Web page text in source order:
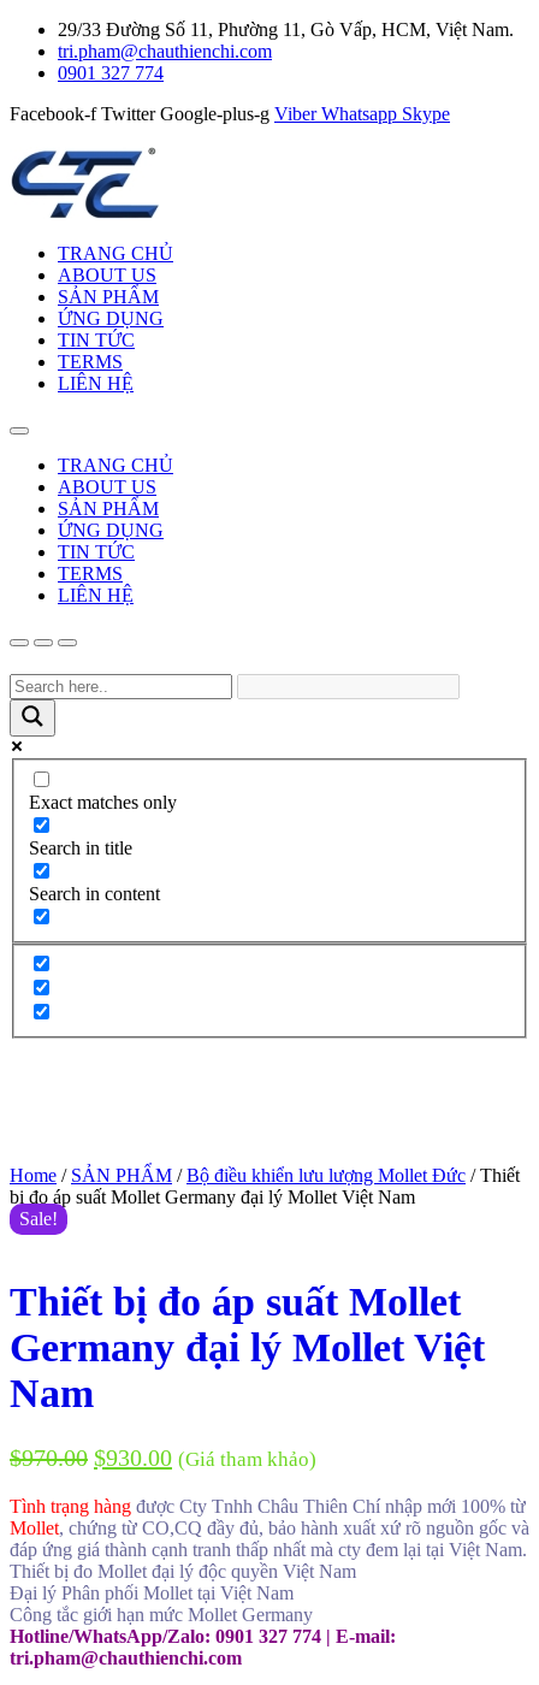
29/33 Đường Số 11, Phường 11, Gò Vấp, HCM, Việt Nam.
tri.pham@chauthienchi.com
0901 327 774
Facebook-f Twitter Google-plus-g Viber Whatsapp Skype
TRANG CHỦ
ABOUT US
SẢN PHẨM
ỨNG DỤNG
TIN TỨC
TERMS
LIÊN HỆ
TRANG CHỦ
ABOUT US
SẢN PHẨM
ỨNG DỤNG
TIN TỨC
TERMS
LIÊN HỆ
Exact matches only
Search in title
Search in content
Home / SẢN PHẨM /Bộ điều khiển lưu lượng Mollet Đức / Thiết
bị đo áp suất Mollet Germany đại lý Mollet Việt Nam
Sale!
Thiết bị đo áp suất Mollet
Germany đại lý Mollet Việt
Nam
$970.00 $930.00 (Giá tham khảo)
Tình trạng hàng được Cty Tnhh Châu Thiên Chí nhập mới 100% từ
Mollet, chứng từ CO,CQ đầy đủ, bảo hành xuất xứ rõ nguồn gốc và
đáp ứng giá thành cạnh tranh thấp nhất mà cty đem lại tại Việt Nam.
Thiết bị đo Mollet đại lý độc quyền Việt Nam
Đại lý Phân phối Mollet tại Việt Nam
Công tắc giới hạn mức Mollet Germany
Hotline/WhatsApp/Zalo: 0901 327 774 | E-mail:
tri.pham@chauthienchi.com